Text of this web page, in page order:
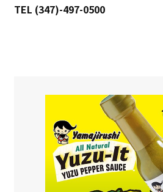
TEL (347)-497-0500